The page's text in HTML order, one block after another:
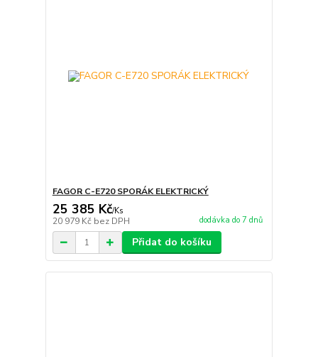
FAGOR C-E720 SPORÁK ELEKTRICKÝ
25 385 Kč/Ks
20 979 Kč bez DPH dodávka do 7 dnů
Přidat do košíku